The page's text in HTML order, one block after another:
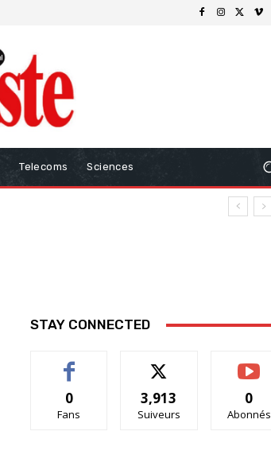
Telecoms Sciences
STAY CONNECTED
0
Fans
3,913
Suiveurs
0
Abonnés